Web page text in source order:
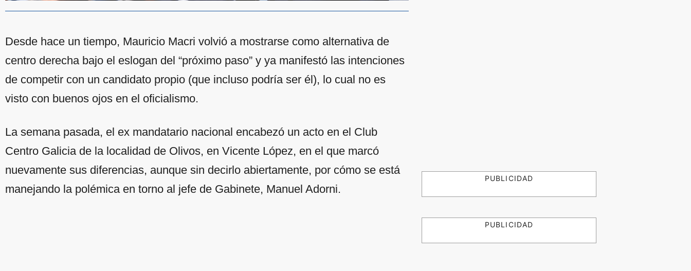
Desde hace un tiempo, Mauricio Macri volvió a mostrarse como alternativa de
centro derecha bajo el eslogan del “próximo paso” y ya manifestó las intenciones
de competir con un candidato propio (que incluso podría ser él), lo cual no es
visto con buenos ojos en el oficialismo.
La semana pasada, el ex mandatario nacional encabezó un acto en el Club
Centro Galicia de la localidad de Olivos, en Vicente López, en el que marcó
nuevamente sus diferencias, aunque sin decirlo abiertamente, por cómo se está
manejando la polémica en torno al jefe de Gabinete, Manuel Adorni.
PUBLICIDAD
PUBLICIDAD